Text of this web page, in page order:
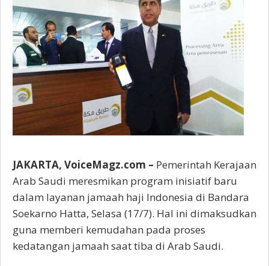
JAKARTA, VoiceMagz.com – Pemerintah Kerajaan
Arab Saudi meresmikan program inisiatif baru
dalam layanan jamaah haji Indonesia di Bandara
Soekarno Hatta, Selasa (17/7). Hal ini dimaksudkan
guna memberi kemudahan pada proses
kedatangan jamaah saat tiba di Arab Saudi.